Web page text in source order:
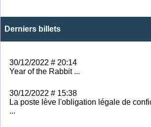
Derniers billets
30/12/2022 # 20:14
Year of the Rabbit ...
30/12/2022 # 15:38
La poste lève l'obligation légale de
...